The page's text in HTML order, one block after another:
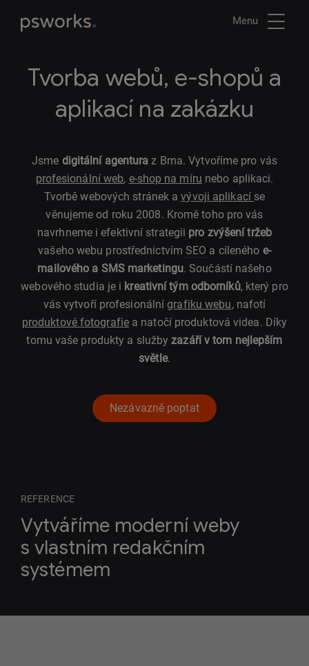
Menu
Tvorba webů, e-shopů a
aplikací na zakázku
Jsme digitální agentura z Brna. Vytvoříme pro vás
profesionální web, e-shop na míru nebo aplikaci.
Tvorbě webových stránek avývoji aplikací se
věnujeme od roku 2008. Kromě toho pro vás
navrhneme i efektivní strategii pro zvýšení tržeb
vašeho webu prostřednictvím SEO a cíleného e-
mailového a SMS marketingu. Součástí našeho
webového studia je i kreativní tým odborníků, který pro
vás vytvoří profesionálnígrafiku webu, nafotí
produktové fotografiea natočí produktová videa. Díky
tomu vaše produkty a službyzazáří v tom nejlepším
světle.
Nezávazně poptat
REFERENCE
Vytváříme moderní weby
s vlastním redakčním
systémem